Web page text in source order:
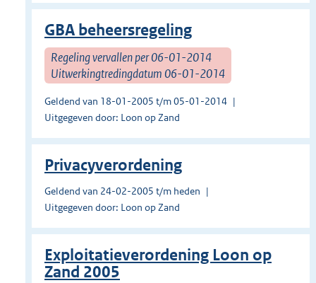
GBA beheersregeling
Regeling vervallen per 06-01-2014
Uitwerkingtredingdatum 06-01-2014
Geldend van 18-01-2005 t/m 05-01-2014
Uitgegeven door: Loon op Zand
Privacyverordening
Geldend van 24-02-2005 t/m heden
Uitgegeven door: Loon op Zand
Exploitatieverordening Loon op
Zand 2005